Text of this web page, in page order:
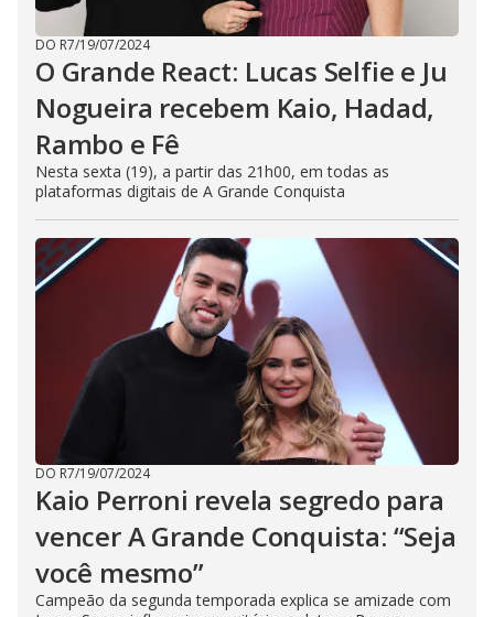
DO R7/19/07/2024
O Grande React: Lucas Selfie e Ju
Nogueira recebem Kaio, Hadad,
Rambo e Fê
Nesta sexta (19), a partir das 21h00, em todas as
plataformas digitais de A Grande Conquista
DO R7/19/07/2024
Kaio Perroni revela segredo para
vencer A Grande Conquista: “Seja
você mesmo”
Campeão da segunda temporada explica se amizade com